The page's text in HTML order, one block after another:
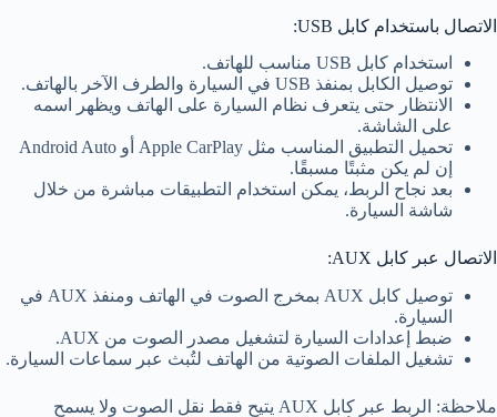
الاتصال باستخدام كابل USB:
استخدام كابل USB مناسب للهاتف.
توصيل الكابل بمنفذ USB في السيارة والطرف الآخر بالهاتف.
الانتظار حتى يتعرف نظام السيارة على الهاتف ويظهر اسمه
على الشاشة.
تحميل التطبيق المناسب مثل Apple CarPlay أو Android Auto
إن لم يكن مثبتًا مسبقًا.
بعد نجاح الربط، يمكن استخدام التطبيقات مباشرة من خلال
شاشة السيارة.
الاتصال عبر كابل AUX:
توصيل كابل AUX بمخرج الصوت في الهاتف ومنفذ AUX في
السيارة.
ضبط إعدادات السيارة لتشغيل مصدر الصوت من AUX.
تشغيل الملفات الصوتية من الهاتف لتُبث عبر سماعات السيارة.
ملاحظة: الربط عبر كابل AUX يتيح فقط نقل الصوت ولا يسمح